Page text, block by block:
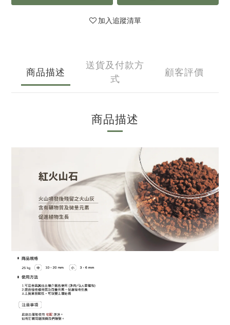
加入追蹤清單
商品描述
送貨及付款方
式
顧客評價
商品描述